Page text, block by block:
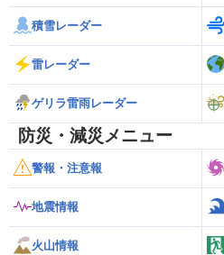
積雪レーダー
雷レーダー
ゲリラ雷雨レーダー
防災・減災メニュー
警報・注意報
地震情報
火山情報